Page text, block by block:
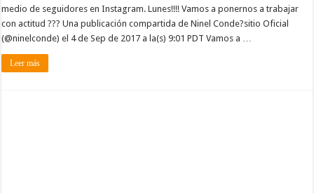
medio de seguidores en Instagram. Lunes!!!! Vamos a ponernos a trabajar
con actitud ??? Una publicación compartida de Ninel Conde?sitio Oficial
(@ninelconde) el 4 de Sep de 2017 a la(s) 9:01 PDT Vamos a …
Leer más